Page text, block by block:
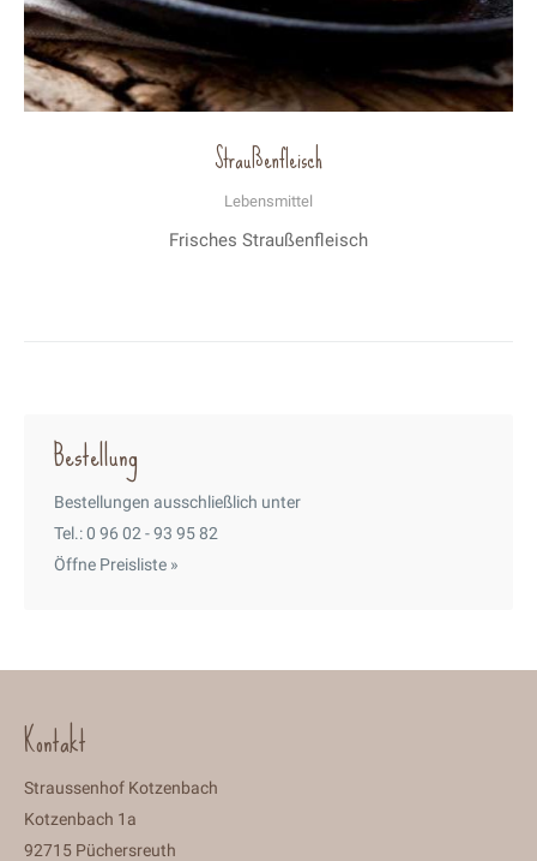
Straußenfleisch
Lebensmittel
Frisches Straußenfleisch
Bestellung
Bestellungen ausschließlich unter
Tel.: 0 96 02 - 93 95 82
Öffne Preisliste »
Kontakt
Straussenhof Kotzenbach
Kotzenbach 1a
92715 Püchersreuth